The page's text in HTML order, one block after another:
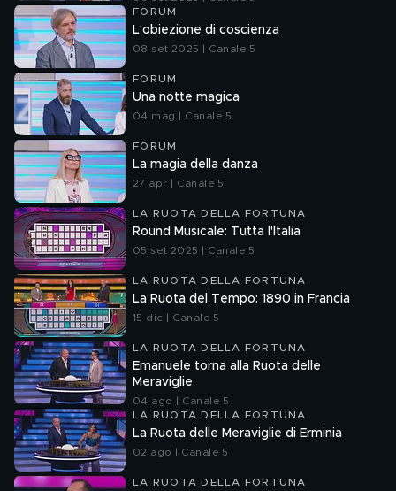
FORUM
L'obiezione di coscienza
08 set 2025 | Canale 5
FORUM
Una notte magica
04 mag | Canale 5
FORUM
La magia della danza
27 apr | Canale 5
LA RUOTA DELLA FORTUNA
Round Musicale: Tutta l'Italia
05 set 2025 | Canale 5
LA RUOTA DELLA FORTUNA
La Ruota del Tempo: 1890 in Francia
15 dic | Canale 5
LA RUOTA DELLA FORTUNA
Emanuele torna alla Ruota delle
Meraviglie
04 ago | Canale 5
LA RUOTA DELLA FORTUNA
La Ruota delle Meraviglie di Erminia
02 ago | Canale 5
LA RUOTA DELLA FORTUNA